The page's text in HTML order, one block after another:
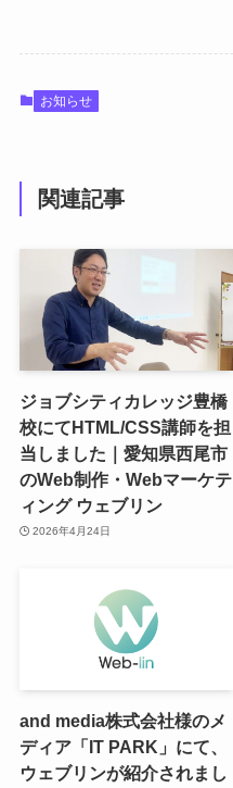
お知らせ
関連記事
ジョブシティカレッジ豊橋
校にてHTML/CSS講師を担
当しました｜愛知県西尾市
のWeb制作・Webマーケテ
ィング ウェブリン
2026年4月24日
and media株式会社様のメ
ディア「IT PARK」にて、
ウェブリンが紹介されまし